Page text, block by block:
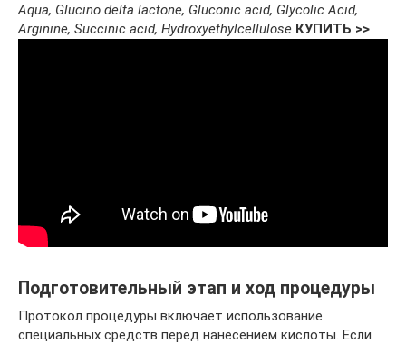
Aqua, Glucino delta lactone, Gluconic acid, Glycolic Acid,
Arginine, Succinic acid, Hydroxyethylcellulose.КУПИТЬ >>
Подготовительный этап и ход процедуры
Протокол процедуры включает использование
специальных средств перед нанесением кислоты. Если